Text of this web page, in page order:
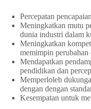
Percepatan
Meningkatkan mutu
dunia industri dalam
Meningkatkan
memimpin
Mendapatkan
pendidikan dan
Memperloleh
dengan dengan
Kesempatan untuk